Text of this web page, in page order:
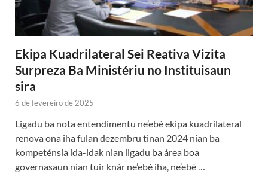
Ekipa Kuadrilateral Sei Reativa Vizita
Surpreza Ba Ministériu no Instituisaun
sira
6 de fevereiro de 2025
Ligadu ba nota entendimentu ne’ebé ekipa kuadrilateral
renova ona iha fulan dezembru tinan 2024 nian ba
kompeténsia ida-idak nian ligadu ba área boa
governasaun nian tuir knár ne’ebé iha, ne’ebé …